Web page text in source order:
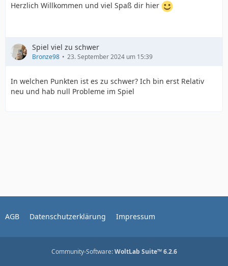
Herzlich Willkommen und viel Spaß dir hier
Spiel viel zu schwer
Bronze98 23. September 2024 um 15:39
In welchen Punkten ist es zu schwer? Ich bin erst Relativ
neu und hab null Probleme im Spiel
AGB Datenschutzerklärung Impressum
Community-Software:WoltLab Suite™ 6.2.6